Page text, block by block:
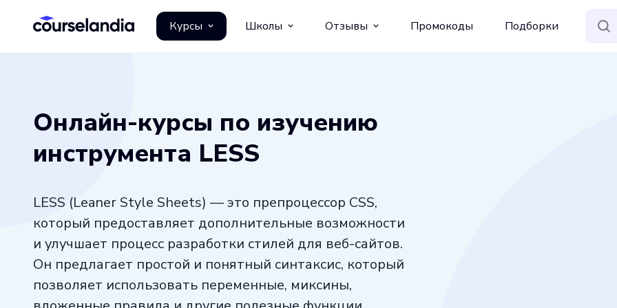
Курсы Школы Отзывы Промокоды Подборки
Онлайн-курсы по изучению
инструмента LESS
LESS (Leaner Style Sheets) — это препроцессор CSS,
который предоставляет дополнительные возможности
и улучшает процесс разработки стилей для веб-сайтов.
Он предлагает простой и понятный синтаксис, который
позволяет использовать переменные, миксины,